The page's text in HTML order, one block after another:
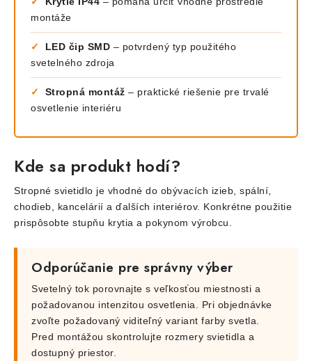
montáže
✓ LED čip SMD – potvrdený typ použitého
svetelného zdroja
✓ Stropná montáž – praktické riešenie pre trvalé
osvetlenie interiéru
Kde sa produkt hodí?
Stropné svietidlo je vhodné do obývacích izieb, spální,
chodieb, kancelárií a ďalších interiérov. Konkrétne použitie
prispôsobte stupňu krytia a pokynom výrobcu.
Odporúčanie pre správny výber
Svetelný tok porovnajte s veľkosťou miestnosti a
požadovanou intenzitou osvetlenia. Pri objednávke
zvoľte požadovaný viditeľný variant farby svetla.
Pred montážou skontrolujte rozmery svietidla a
dostupný priestor.